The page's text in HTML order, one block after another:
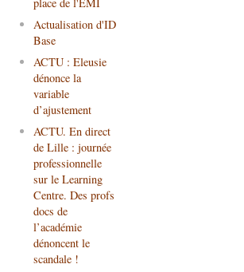
Actualisation d'ID
Base
ACTU : Eleusie
dénonce la
variable
d’ajustement
ACTU. En direct
de Lille : journée
professionnelle
sur le Learning
Centre. Des profs
docs de
l’académie
dénoncent le
scandale !